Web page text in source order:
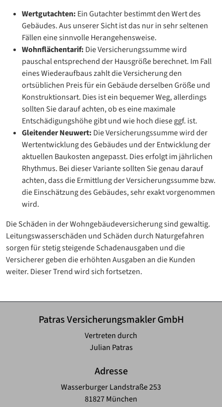
Wertgutachten: Ein Gutachter bestimmt den Wert des
Gebäudes. Aus unserer Sicht ist das nur in sehr seltenen
Fällen eine sinnvolle Herangehensweise.
Wohnflächentarif: Die Versicherungssumme wird
pauschal entsprechend der Hausgröße berechnet. Im Fall
eines Wiederaufbaus zahlt die Versicherung den
ortsüblichen Preis für ein Gebäude derselben Größe und
Konstruktionsart. Dies ist ein bequemer Weg, allerdings
sollten Sie darauf achten, ob es eine maximale
Entschädigungshöhe gibt und wie hoch diese ggf. ist.
Gleitender Neuwert: Die Versicherungssumme wird der
Wertentwicklung des Gebäudes und der Entwicklung der
aktuellen Baukosten angepasst. Dies erfolgt im jährlichen
Rhythmus. Bei dieser Variante sollten Sie genau darauf
achten, dass die Ermittlung der Versicherungssumme bzw.
die Einschätzung des Gebäudes, sehr exakt vorgenommen
wird.
Die Schäden in der Wohngebäudeversicherung sind gewaltig.
Leitungswasserschäden und Schäden durch Naturgefahren
sorgen für stetig steigende Schadenausgaben und die
Versicherer geben die erhöhten Ausgaben an die Kunden
weiter. Dieser Trend wird sich fortsetzen.
Patras Versicherungsmakler GmbH
Vertreten durch
Julian Patras
Adresse
Wasserburger Landstraße 253
81827 München